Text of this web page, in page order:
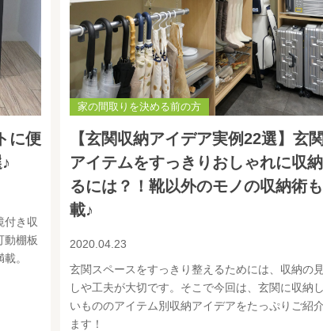
に便
付き収
動棚板
。
家の間取りを決める前の方
【玄関収納アイデア実例22選】玄関
アイテムをすっきりおしゃれに収
るには？！靴以外のモノの収納術
載♪
2020.04.23
玄関スペースをすっきり整えるためには、収納の
しや工夫が大切です。そこで今回は、玄関に収納
いもののアイテム別収納アイデアをたっぷりご紹
ます！